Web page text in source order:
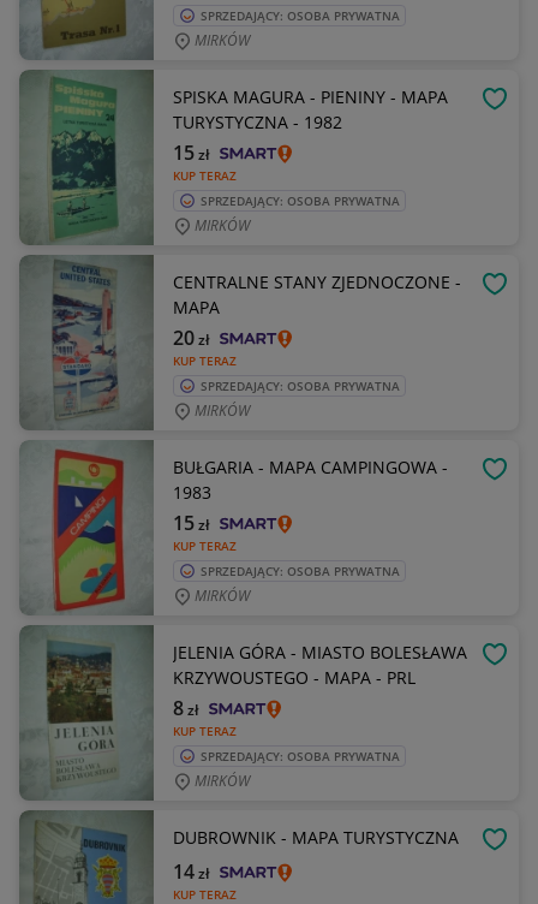
SPRZEDAJĄCY: OSOBA PRYWATNA
MIRKÓW
SPISKA MAGURA - PIENINY - MAPA
TURYSTYCZNA - 1982
KUP TERAZ
15zł
SPRZEDAJĄCY: OSOBA PRYWATNA
MIRKÓW
CENTRALNE STANY ZJEDNOCZONE -
MAPA
KUP TERAZ
20zł
SPRZEDAJĄCY: OSOBA PRYWATNA
MIRKÓW
BUŁGARIA - MAPA CAMPINGOWA -
1983
KUP TERAZ
15zł
SPRZEDAJĄCY: OSOBA PRYWATNA
MIRKÓW
JELENIA GÓRA - MIASTO BOLESŁAWA
KRZYWOUSTEGO - MAPA - PRL
KUP TERAZ
8zł
SPRZEDAJĄCY: OSOBA PRYWATNA
MIRKÓW
DUBROWNIK - MAPA TURYSTYCZNA
KUP TERAZ
14zł